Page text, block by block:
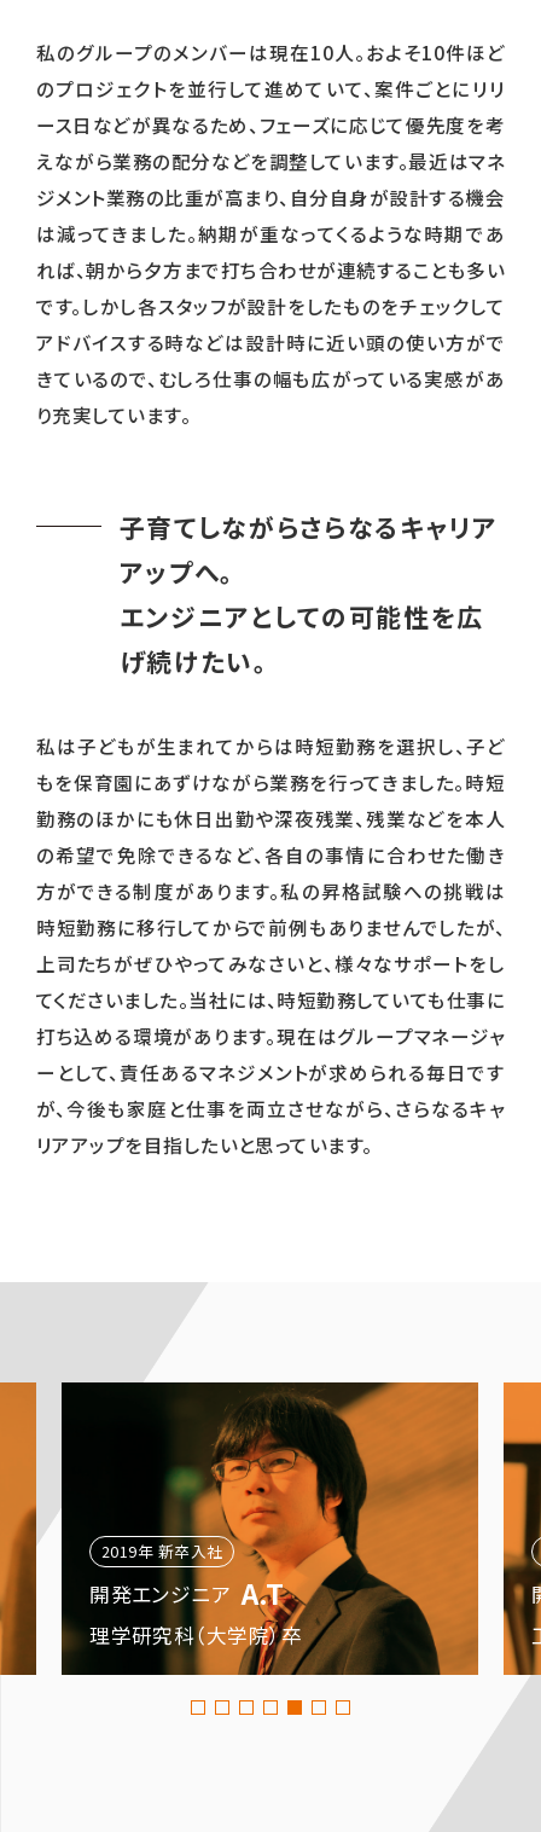
私のグループのメンバーは現在10人。およそ10件ほど
のプロジェクトを並行して進めていて、案件ごとにリリ
ース日などが異なるため、フェーズに応じて優先度を考
えながら業務の配分などを調整しています。最近はマネ
ジメント業務の比重が高まり、自分自身が設計する機会
は減ってきました。納期が重なってくるような時期であ
れば、朝から夕方まで打ち合わせが連続することも多い
です。しかし各スタッフが設計をしたものをチェックして
アドバイスする時などは設計時に近い頭の使い方がで
きているので、むしろ仕事の幅も広がっている実感があ
り充実しています。
子育てしながらさらなるキャリア
アップへ。
エンジニアとしての可能性を広
げ続けたい。
私は子どもが生まれてからは時短勤務を選択し、子ど
もを保育園にあずけながら業務を行ってきました。時短
勤務のほかにも休日出勤や深夜残業、残業などを本人
の希望で免除できるなど、各自の事情に合わせた働き
方ができる制度があります。私の昇格試験への挑戦は
時短勤務に移行してからで前例もありませんでしたが、
上司たちがぜひやってみなさいと、様々なサポートをし
てくださいました。当社には、時短勤務していても仕事に
打ち込める環境があります。現在はグループマネージャ
ーとして、責任あるマネジメントが求められる毎⽇です
が、今後も家庭と仕事を両⽴させながら、さらなるキャ
リアアップを⽬指したいと思っています。
2019年 新卒入社
開発エンジニア A.T
理学研究科（大学院）卒